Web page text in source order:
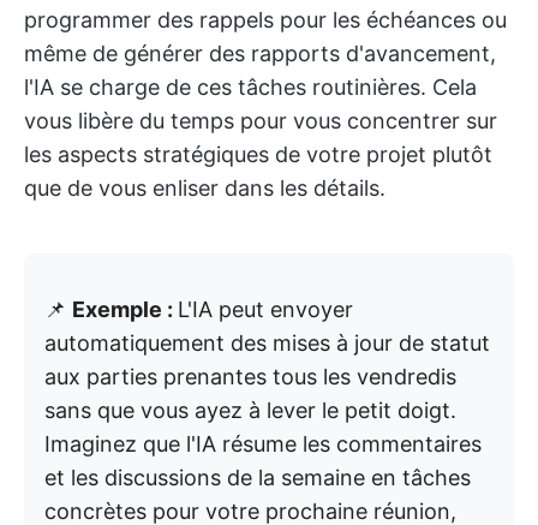
programmer des rappels pour les échéances ou
même de générer des rapports d'avancement,
l'IA se charge de ces tâches routinières. Cela
vous libère du temps pour vous concentrer sur
les aspects stratégiques de votre projet plutôt
que de vous enliser dans les détails.
📌 Exemple : L'IA peut envoyer
automatiquement des mises à jour de statut
aux parties prenantes tous les vendredis
sans que vous ayez à lever le petit doigt.
Imaginez que l'IA résume les commentaires
et les discussions de la semaine en tâches
concrètes pour votre prochaine réunion,